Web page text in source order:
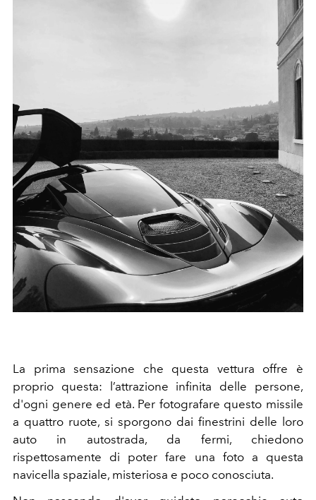
La prima sensazione che questa vettura offre è
proprio questa: l’attrazione infinita delle persone,
d'ogni genere ed età. Per fotografare questo missile
a quattro ruote, si sporgono dai finestrini delle loro
auto in autostrada, da fermi, chiedono
rispettosamente di poter fare una foto a questa
navicella spaziale, misteriosa e poco conosciuta.